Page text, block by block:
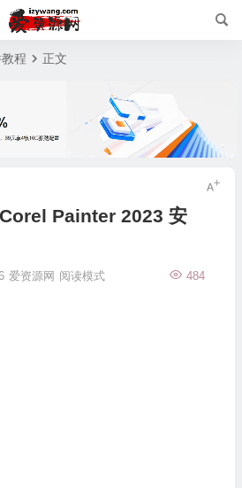
程 正文
Painter 2023 安
爱资源网 484
阅读模式